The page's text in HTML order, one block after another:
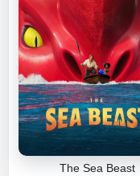
The Sea Beast